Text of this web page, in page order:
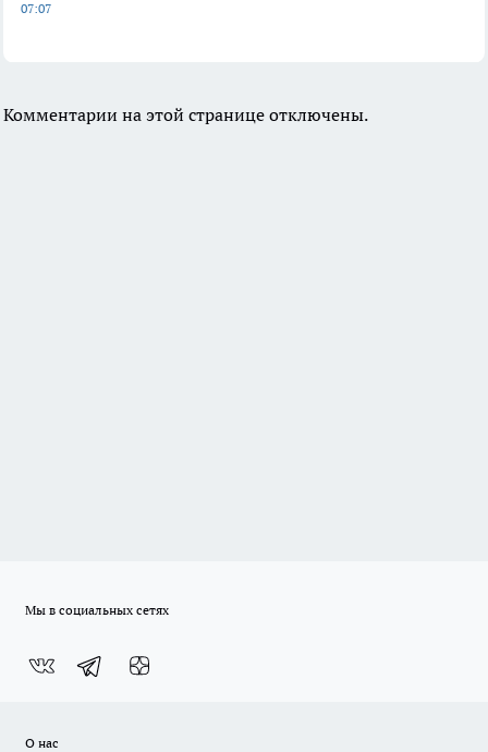
07:07
Комментарии на этой странице отключены.
Мы в социальных сетях
О нас